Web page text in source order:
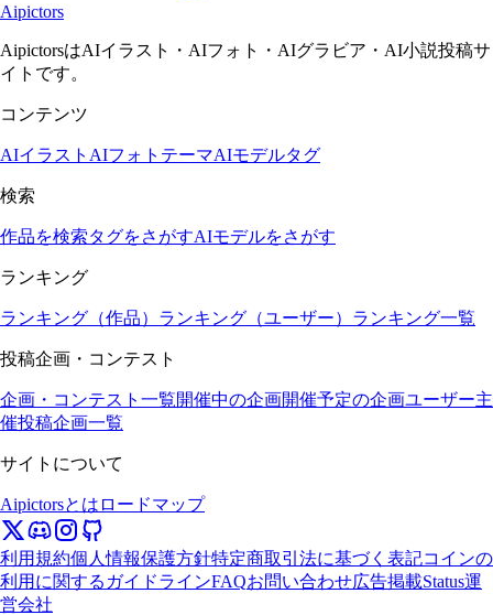
Aipictors
AipictorsはAIイラスト・AIフォト・AIグラビア・AI小説投稿サ
イトです。
コンテンツ
AIイラスト AIフォト テーマAIモデルタグ
検索
作品を検索タグをさがすAIモデルをさがす
ランキング
ランキング（作品） ランキング（ユーザー） ランキング一覧
投稿企画・コンテスト
企画・コンテスト一覧開催中の企画開催予定の企画ユーザー主
催投稿企画一覧
サイトについて
Aipictorsとは ロードマップ
利用規約個人情報保護方針特定商取引法に基づく表記コインの
利用に関するガイドラインFAQお問い合わせ広告掲載Status運
営会社